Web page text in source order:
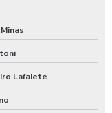
Lafaiete